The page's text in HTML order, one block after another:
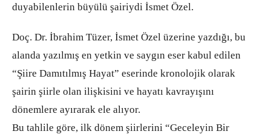
duyabilenlerin büyülü şairiydi İsmet Özel.
Doç. Dr. İbrahim Tüzer, İsmet Özel üzerine yazdığı, bu
alanda yazılmış en yetkin ve saygın eser kabul edilen
“Şiire Damıtılmış Hayat” eserinde kronolojik olarak
şairin şiirle olan ilişkisini ve hayatı kavrayışını
dönemlere ayırarak ele alıyor.
Bu tahlile göre, ilk dönem şiirlerini “Geceleyin Bir